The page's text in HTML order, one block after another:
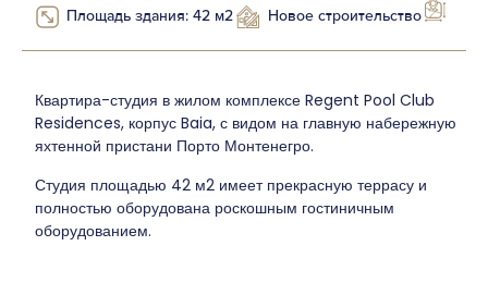
Площадь здания: 42 м2
Новое строительство
Квартира-студия в жилом комплексе Regent Pool Club
Residences, корпус Baia, с видом на главную набережную
яхтенной пристани Порто Монтенегро.
Студия площадью 42 м2 имеет прекрасную террасу и
полностью оборудована роскошным гостиничным
оборудованием.